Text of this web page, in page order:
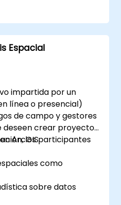
de datos en
datos vectoriales
Geopandas, Arcpy y
y flujos de trabajo
y QGIS.
personalizadas
geoespacial basadas
y QGIS que
Espacial
impartida por un
línea o presencial)
de campo y gestores
deseen crear proyectos
ArcGIS.los participantes
como
sobre datos